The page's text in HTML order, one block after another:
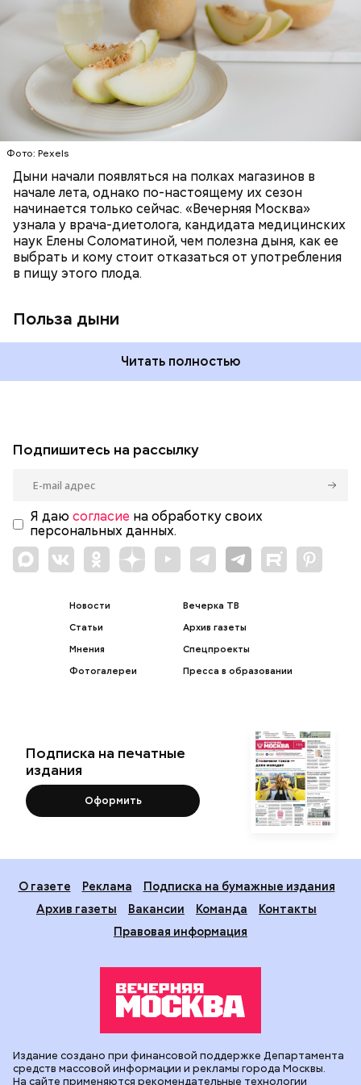
Фото: Pexels
Дыни начали появляться на полках магазинов в
начале лета, однако по-настоящему их сезон
начинается только сейчас. «Вечерняя Москва»
узнала у врача-диетолога, кандидата медицинских
наук Елены Соломатиной, чем полезна дыня, как ее
выбрать и кому стоит отказаться от употребления
в пищу этого плода.
Польза дыни
жидкости, поэтому организму не нужно тратить
много энергии, чтобы ее усвоить, рассказала
доктор. Кроме того, этот плод богат витаминами и
минералами. Так, в дыне содержатся:
поддержание иммунитета, зрения и
необходим для обновления кожи. Дыня
«делает пилинг изнутри», обновляет
слизистые оболочки органов. А еще именно
бета-каротин обеспечивает дыне желтый
лютеин и зеаксантин — эти каротиноиды
отлично поддерживают наше зрение;
калий — оказывает мочегонное действие,
поддерживает сердечно-сосудистую
систему и предотвращает скачки давления;
магний — помогает калию и не дает сосудам
спазмироваться.
Читать полностью
ЗДОРОВЬЕ
ПРАВИЛЬНОЕ ПИТАНИЕ
ОВОЩИ
ЛЕТО ФРУКТЫ
Подпишитесь на рассылку
Я даю согласие на обработку своих
персональных данных.
Новости
Статьи
Мнения
Фотогалереи
Вечерка ТВ
Архив газеты
Спецпроекты
Пресса в образовании
Подписка на печатные
издания
Оформить
О газете Реклама
Подписка на бумажные издания
Архив газеты
Вакансии Команда
Контакты
Правовая информация
Издание создано при финансовой поддержке Департамента
средств массовой информации и рекламы города Москвы.
На сайте применяются рекомендательные технологии